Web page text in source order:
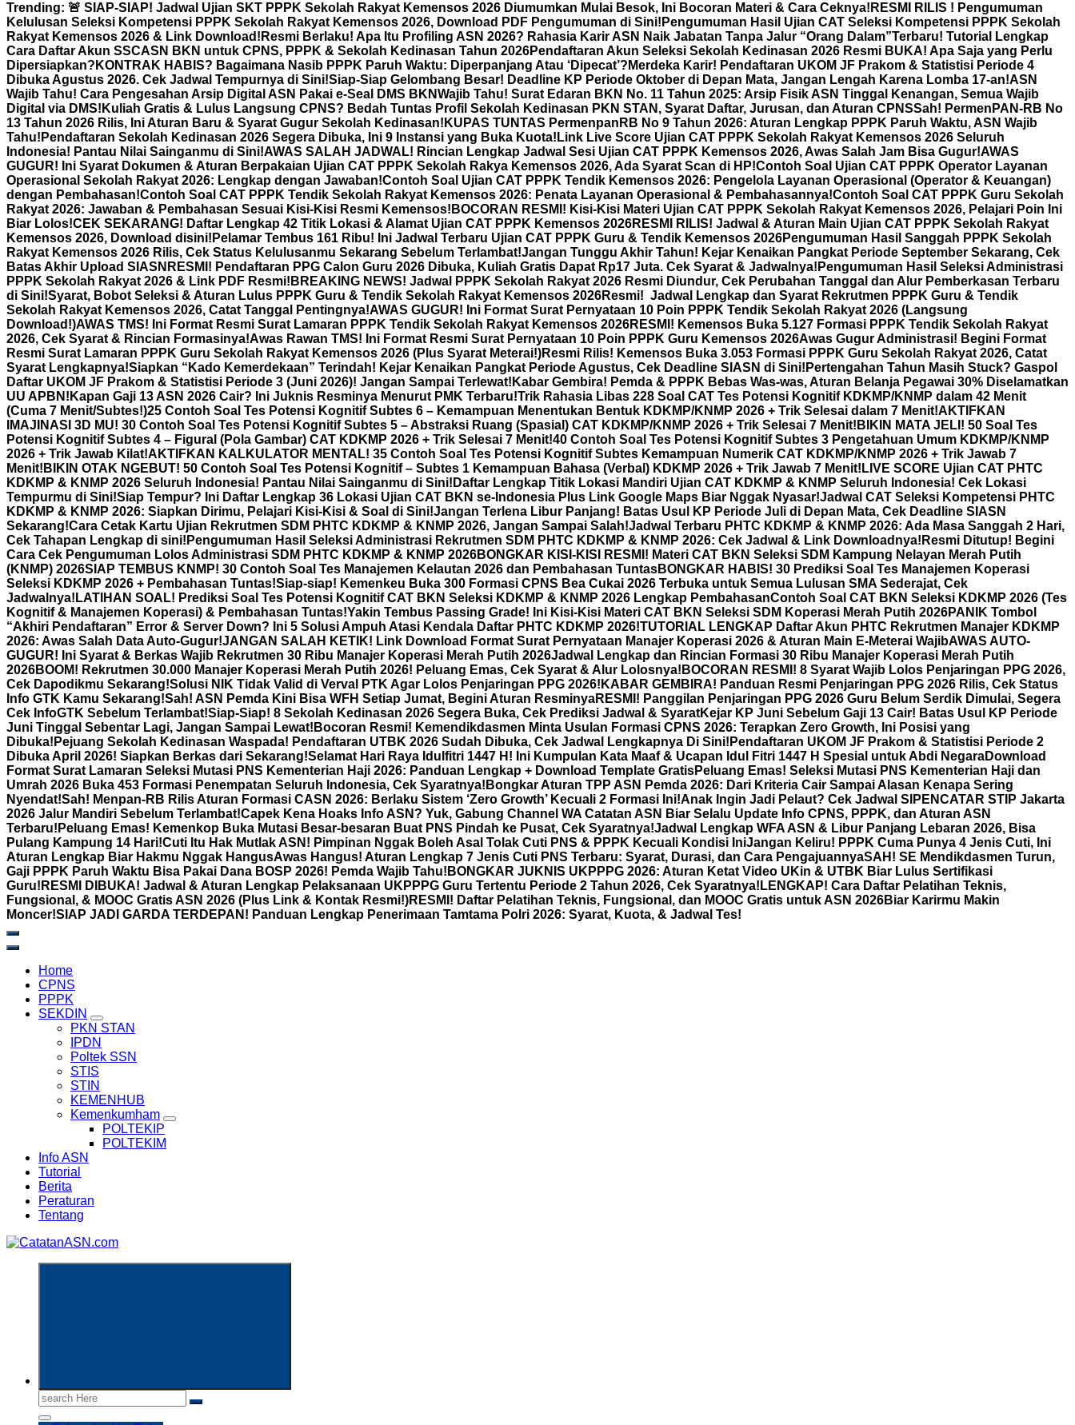
Trending: 🚨 SIAP-SIAP! Jadwal Ujian SKT PPPK Sekolah Rakyat Kemensos 2026 Diumumkan Mulai Besok, Ini Bocoran Materi & Cara Ceknya! RESMI RILIS ! Pengumuman
Kelulusan Seleksi Kompetensi PPPK Sekolah Rakyat Kemensos 2026, Download PDF Pengumuman di Sini! Pengumuman Hasil Ujian CAT Seleksi Kompetensi PPPK Sekolah
Rakyat Kemensos 2026 & Link Download! Resmi Berlaku! Apa Itu Profiling ASN 2026? Rahasia Karir ASN Naik Jabatan Tanpa Jalur “Orang Dalam”Terbaru! Tutorial Lengkap
Cara Daftar Akun SSCASN BKN untuk CPNS, PPPK & Sekolah Kedinasan Tahun 2026Pendaftaran Akun Seleksi Sekolah Kedinasan 2026 Resmi BUKA! Apa Saja yang Perlu
Dipersiapkan? KONTRAK HABIS? Bagaimana Nasib PPPK Paruh Waktu: Diperpanjang Atau ‘Dipecat’? Merdeka Karir! Pendaftaran UKOM JF Prakom & Statistisi Periode 4
Dibuka Agustus 2026. Cek Jadwal Tempurnya di Sini!Siap-Siap Gelombang Besar! Deadline KP Periode Oktober di Depan Mata, Jangan Lengah Karena Lomba 17-an!ASN
Wajib Tahu! Cara Pengesahan Arsip Digital ASN Pakai e-Seal DMS BKNWajib Tahu! Surat Edaran BKN No. 11 Tahun 2025: Arsip Fisik ASN Tinggal Kenangan, Semua Wajib
Digital via DMS! Kuliah Gratis & Lulus Langsung CPNS? Bedah Tuntas Profil Sekolah Kedinasan PKN STAN, Syarat Daftar, Jurusan, dan Aturan CPNSSah! PermenPAN-RB No
13 Tahun 2026 Rilis, Ini Aturan Baru & Syarat Gugur Sekolah Kedinasan! KUPAS TUNTAS PermenpanRB No 9 Tahun 2026: Aturan Lengkap PPPK Paruh Waktu, ASN Wajib
Tahu! Pendaftaran Sekolah Kedinasan 2026 Segera Dibuka, Ini 9 Instansi yang Buka Kuota! Link Live Score Ujian CAT PPPK Sekolah Rakyat Kemensos 2026 Seluruh
Indonesia! Pantau Nilai Sainganmu di Sini!AWAS SALAH JADWAL! Rincian Lengkap Jadwal Sesi Ujian CAT PPPK Kemensos 2026, Awas Salah Jam Bisa Gugur!AWAS
GUGUR! Ini Syarat Dokumen & Aturan Berpakaian Ujian CAT PPPK Sekolah Rakya Kemensos 2026, Ada Syarat Scan di HP!Contoh Soal Ujian CAT PPPK Operator Layanan
Operasional Sekolah Rakyat 2026: Lengkap dengan Jawaban!Contoh Soal Ujian CAT PPPK Tendik Kemensos 2026: Pengelola Layanan Operasional (Operator & Keuangan)
dengan Pembahasan!Contoh Soal CAT PPPK Tendik Sekolah Rakyat Kemensos 2026: Penata Layanan Operasional & Pembahasannya!Contoh Soal CAT PPPK Guru Sekolah
Rakyat 2026: Jawaban & Pembahasan Sesuai Kisi-Kisi Resmi Kemensos! BOCORAN RESMI! Kisi-Kisi Materi Ujian CAT PPPK Sekolah Rakyat Kemensos 2026, Pelajari Poin Ini
Biar Lolos!CEK SEKARANG! Daftar Lengkap 42 Titik Lokasi & Alamat Ujian CAT PPPK Kemensos 2026RESMI RILIS! Jadwal & Aturan Main Ujian CAT PPPK Sekolah Rakyat
Kemensos 2026, Download disini! Pelamar Tembus 161 Ribu! Ini Jadwal Terbaru Ujian CAT PPPK Guru & Tendik Kemensos 2026Pengumuman Hasil Sanggah PPPK Sekolah
Rakyat Kemensos 2026 Rilis, Cek Status Kelulusanmu Sekarang Sebelum Terlambat!Jangan Tunggu Akhir Tahun! Kejar Kenaikan Pangkat Periode September Sekarang, Cek
Batas Akhir Upload SIASN RESMI! Pendaftaran PPG Calon Guru 2026 Dibuka, Kuliah Gratis Dapat Rp17 Juta. Cek Syarat & Jadwalnya! Pengumuman Hasil Seleksi Administrasi
PPPK Sekolah Rakyat 2026 & Link PDF Resmi! BREAKING NEWS! Jadwal PPPK Sekolah Rakyat 2026 Resmi Diundur, Cek Perubahan Tanggal dan Alur Pemberkasan Terbaru
di Sini!Syarat, Bobot Seleksi & Aturan Lulus PPPK Guru & Tendik Sekolah Rakyat Kemensos 2026Resmi! Jadwal Lengkap dan Syarat Rekrutmen PPPK Guru & Tendik
Sekolah Rakyat Kemensos 2026, Catat Tanggal Pentingnya!AWAS GUGUR! Ini Format Surat Pernyataan 10 Poin PPPK Tendik Sekolah Rakyat 2026 (Langsung
Download!)AWAS TMS! Ini Format Resmi Surat Lamaran PPPK Tendik Sekolah Rakyat Kemensos 2026RESMI! Kemensos Buka 5.127 Formasi PPPK Tendik Sekolah Rakyat
2026, Cek Syarat & Rincian Formasinya!Awas Rawan TMS! Ini Format Resmi Surat Pernyataan 10 Poin PPPK Guru Kemensos 2026Awas Gugur Administrasi! Begini Format
Resmi Surat Lamaran PPPK Guru Sekolah Rakyat Kemensos 2026 (Plus Syarat Meterai!)Resmi Rilis! Kemensos Buka 3.053 Formasi PPPK Guru Sekolah Rakyat 2026, Catat
Syarat Lengkapnya!Siapkan “Kado Kemerdekaan” Terindah! Kejar Kenaikan Pangkat Periode Agustus, Cek Deadline SIASN di Sini! Pertengahan Tahun Masih Stuck? Gaspol
Daftar UKOM JF Prakom & Statistisi Periode 3 (Juni 2026)! Jangan Sampai Terlewat! Kabar Gembira! Pemda & PPPK Bebas Was-was, Aturan Belanja Pegawai 30% Diselamatkan
UU APBN! Kapan Gaji 13 ASN 2026 Cair? Ini Juknis Resminya Menurut PMK Terbaru!Trik Rahasia Libas 228 Soal CAT Tes Potensi Kognitif KDKMP/KNMP dalam 42 Menit
(Cuma 7 Menit/Subtes!)25 Contoh Soal Tes Potensi Kognitif Subtes 6 – Kemampuan Menentukan Bentuk KDKMP/KNMP 2026 + Trik Selesai dalam 7 Menit!AKTIFKAN
IMAJINASI 3D MU! 30 Contoh Soal Tes Potensi Kognitif Subtes 5 – Abstraksi Ruang (Spasial) CAT KDKMP/KNMP 2026 + Trik Selesai 7 Menit! BIKIN MATA JELI! 50 Soal Tes
Potensi Kognitif Subtes 4 – Figural (Pola Gambar) CAT KDKMP 2026 + Trik Selesai 7 Menit!40 Contoh Soal Tes Potensi Kognitif Subtes 3 Pengetahuan Umum KDKMP/KNMP
2026 + Trik Jawab Kilat!AKTIFKAN KALKULATOR MENTAL! 35 Contoh Soal Tes Potensi Kognitif Subtes Kemampuan Numerik CAT KDKMP/KNMP 2026 + Trik Jawab 7
Menit! BIKIN OTAK NGEBUT! 50 Contoh Soal Tes Potensi Kognitif – Subtes 1 Kemampuan Bahasa (Verbal) KDKMP 2026 + Trik Jawab 7 Menit! LIVE SCORE Ujian CAT PHTC
KDKMP & KNMP 2026 Seluruh Indonesia! Pantau Nilai Sainganmu di Sini! Daftar Lengkap Titik Lokasi Mandiri Ujian CAT KDKMP & KNMP Seluruh Indonesia! Cek Lokasi
Tempurmu di Sini!Siap Tempur? Ini Daftar Lengkap 36 Lokasi Ujian CAT BKN se-Indonesia Plus Link Google Maps Biar Nggak Nyasar!Jadwal CAT Seleksi Kompetensi PHTC
KDKMP & KNMP 2026: Siapkan Dirimu, Pelajari Kisi-Kisi & Soal di Sini!Jangan Terlena Libur Panjang! Batas Usul KP Periode Juli di Depan Mata, Cek Deadline SIASN
Sekarang!Cara Cetak Kartu Ujian Rekrutmen SDM PHTC KDKMP & KNMP 2026, Jangan Sampai Salah!Jadwal Terbaru PHTC KDKMP & KNMP 2026: Ada Masa Sanggah 2 Hari,
Cek Tahapan Lengkap di sini! Pengumuman Hasil Seleksi Administrasi Rekrutmen SDM PHTC KDKMP & KNMP 2026: Cek Jadwal & Link Downloadnya! Resmi Ditutup! Begini
Cara Cek Pengumuman Lolos Administrasi SDM PHTC KDKMP & KNMP 2026BONGKAR KISI-KISI RESMI! Materi CAT BKN Seleksi SDM Kampung Nelayan Merah Putih
(KNMP) 2026SIAP TEMBUS KNMP! 30 Contoh Soal Tes Manajemen Kelautan 2026 dan Pembahasan TuntasBONGKAR HABIS! 30 Prediksi Soal Tes Manajemen Koperasi
Seleksi KDKMP 2026 + Pembahasan Tuntas!Siap-siap! Kemenkeu Buka 300 Formasi CPNS Bea Cukai 2026 Terbuka untuk Semua Lulusan SMA Sederajat, Cek
Jadwalnya! LATIHAN SOAL! Prediksi Soal Tes Potensi Kognitif CAT BKN Seleksi KDKMP & KNMP 2026 Lengkap PembahasanContoh Soal CAT BKN Seleksi KDKMP 2026 (Tes
Kognitif & Manajemen Koperasi) & Pembahasan Tuntas!Yakin Tembus Passing Grade! Ini Kisi-Kisi Materi CAT BKN Seleksi SDM Koperasi Merah Putih 2026PANIK Tombol
“Akhiri Pendaftaran” Error & Server Down? Ini 5 Solusi Ampuh Atasi Kendala Daftar PHTC KDKMP 2026!TUTORIAL LENGKAP Daftar Akun PHTC Rekrutmen Manajer KDKMP
2026: Awas Salah Data Auto-Gugur!JANGAN SALAH KETIK! Link Download Format Surat Pernyataan Manajer Koperasi 2026 & Aturan Main E-Meterai WajibAWAS AUTO-
GUGUR! Ini Syarat & Berkas Wajib Rekrutmen 30 Ribu Manajer Koperasi Merah Putih 2026Jadwal Lengkap dan Rincian Formasi 30 Ribu Manajer Koperasi Merah Putih
2026BOOM! Rekrutmen 30.000 Manajer Koperasi Merah Putih 2026! Peluang Emas, Cek Syarat & Alur Lolosnya! BOCORAN RESMI! 8 Syarat Wajib Lolos Penjaringan PPG 2026,
Cek Dapodikmu Sekarang!Solusi NIK Tidak Valid di Verval PTK Agar Lolos Penjaringan PPG 2026! KABAR GEMBIRA! Panduan Resmi Penjaringan PPG 2026 Rilis, Cek Status
Info GTK Kamu Sekarang!Sah! ASN Pemda Kini Bisa WFH Setiap Jumat, Begini Aturan ResminyaRESMI! Panggilan Penjaringan PPG 2026 Guru Belum Serdik Dimulai, Segera
Cek InfoGTK Sebelum Terlambat!Siap-Siap! 8 Sekolah Kedinasan 2026 Segera Buka, Cek Prediksi Jadwal & SyaratKejar KP Juni Sebelum Gaji 13 Cair! Batas Usul KP Periode
Juni Tinggal Sebentar Lagi, Jangan Sampai Lewat! Bocoran Resmi! Kemendikdasmen Minta Usulan Formasi CPNS 2026: Terapkan Zero Growth, Ini Posisi yang
Dibuka! Pejuang Sekolah Kedinasan Waspada! Pendaftaran UTBK 2026 Sudah Dibuka, Cek Jadwal Lengkapnya Di Sini! Pendaftaran UKOM JF Prakom & Statistisi Periode 2
Dibuka April 2026! Siapkan Berkas dari Sekarang!Selamat Hari Raya Idulfitri 1447 H! Ini Kumpulan Kata Maaf & Ucapan Idul Fitri 1447 H Spesial untuk Abdi NegaraDownload
Format Surat Lamaran Seleksi Mutasi PNS Kementerian Haji 2026: Panduan Lengkap + Download Template GratisPeluang Emas! Seleksi Mutasi PNS Kementerian Haji dan
Umrah 2026 Buka 453 Formasi Penempatan Seluruh Indonesia, Cek Syaratnya! Bongkar Aturan TPP ASN Pemda 2026: Dari Kriteria Cair Sampai Alasan Kenapa Sering
Nyendat!Sah! Menpan-RB Rilis Aturan Formasi CASN 2026: Berlaku Sistem ‘Zero Growth’ Kecuali 2 Formasi Ini!Anak Ingin Jadi Pelaut? Cek Jadwal SIPENCATAR STIP Jakarta
2026 Jalur Mandiri Sebelum Terlambat!Capek Kena Hoaks Info ASN? Yuk, Gabung Channel WA Catatan ASN Biar Selalu Update Info CPNS, PPPK, dan Aturan ASN
Terbaru! Peluang Emas! Kemenkop Buka Mutasi Besar-besaran Buat PNS Pindah ke Pusat, Cek Syaratnya!Jadwal Lengkap WFA ASN & Libur Panjang Lebaran 2026, Bisa
Pulang Kampung 14 Hari!Cuti Itu Hak Mutlak ASN! Pimpinan Nggak Boleh Asal Tolak Cuti PNS & PPPK Kecuali Kondisi IniJangan Keliru! PPPK Cuma Punya 4 Jenis Cuti, Ini
Aturan Lengkap Biar Hakmu Nggak HangusAwas Hangus! Aturan Lengkap 7 Jenis Cuti PNS Terbaru: Syarat, Durasi, dan Cara PengajuannyaSAH! SE Mendikdasmen Turun,
Gaji PPPK Paruh Waktu Bisa Pakai Dana BOSP 2026! Pemda Wajib Tahu! BONGKAR JUKNIS UKPPPG 2026: Aturan Ketat Video UKin & UTBK Biar Lulus Sertifikasi
Guru! RESMI DIBUKA! Jadwal & Aturan Lengkap Pelaksanaan UKPPPG Guru Tertentu Periode 2 Tahun 2026, Cek Syaratnya! LENGKAP! Cara Daftar Pelatihan Teknis,
Fungsional, & MOOC Gratis ASN 2026 (Plus Link & Kontak Resmi!)RESMI! Daftar Pelatihan Teknis, Fungsional, dan MOOC Gratis untuk ASN 2026Biar Karirmu Makin
Moncer!SIAP JADI GARDA TERDEPAN! Panduan Lengkap Penerimaan Tamtama Polri 2026: Syarat, Kuota, & Jadwal Tes!
Home
CPNS
PPPK
SEKDIN
PKN STAN
IPDN
Poltek SSN
STIS
STIN
KEMENHUB
Kemenkumham
POLTEKIP
POLTEKIM
Info ASN
Tutorial
Berita
Peraturan
Tentang
Search
for: